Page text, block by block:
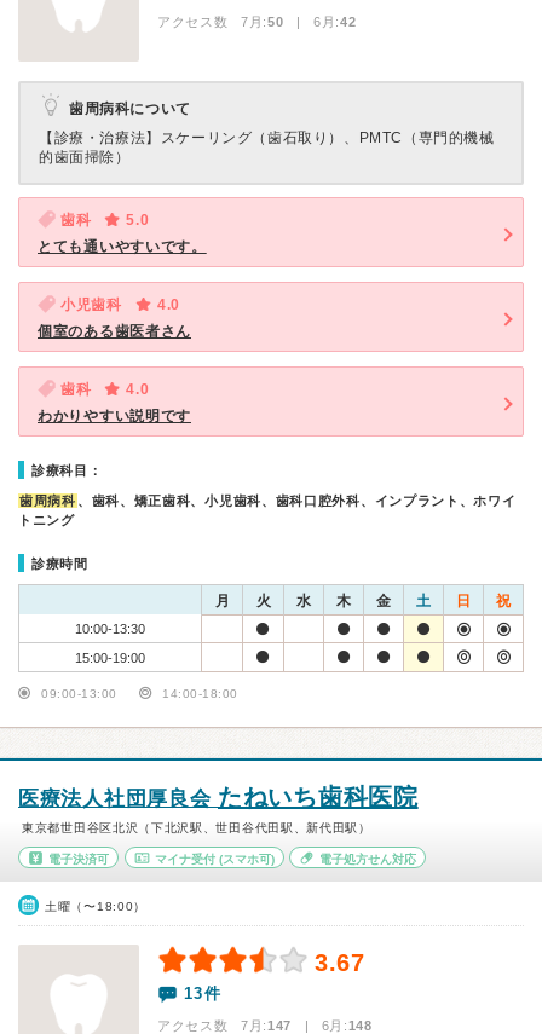
アクセス数 7月:50 | 6月:42
歯周病科について
【診療・治療法】 スケーリング（歯石取り）、PMTC（専門的機械
的歯面掃除）
歯科
5.0
とても通いやすいです。
小児歯科
4.0
個室のある歯医者さん
歯科
4.0
わかりやすい説明です
診療科目：
歯周病科 、歯科、矯正歯科、小児歯科、歯科口腔外科、インプラント、ホワイ
トニング
診療時間
月 火 水 木 金 土 日 祝
10:00-13:30
15:00-19:00
09:00-13:00 14:00-18:00
医療法人社団厚良会 たねいち歯科医院
東京都世田谷区北沢（下北沢駅、世田谷代田駅、新代田駅）
電子決済可 マイナ受付(スマホ可) 電子処方せん対応
土曜（〜18:00）
3.67
13件
アクセス数 7月:147 | 6月:148